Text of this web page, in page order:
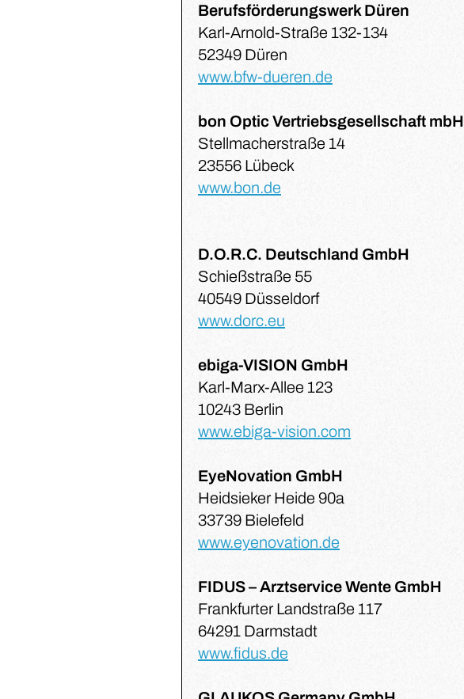
Berufsförderungswerk Düren
Karl-Arnold-Straße 132-134
52349 Düren
www.bfw-dueren.de
bon Optic Vertriebsgesellschaft mbH
Stellmacherstraße 14
23556 Lübeck
www.bon.de
D.O.R.C. Deutschland GmbH
Schießstraße 55
40549 Düsseldorf
www.dorc.eu
ebiga-VISION GmbH
Karl-Marx-Allee 123
10243 Berlin
www.ebiga-vision.com
EyeNovation GmbH
Heidsieker Heide 90a
33739 Bielefeld
www.eyenovation.de
FIDUS – Arztservice Wente GmbH
Frankfurter Landstraße 117
64291 Darmstadt
www.fidus.de